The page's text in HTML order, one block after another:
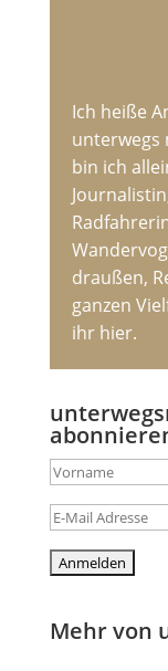
Ich heiße
unterwegs
bin ich
draußen,
ganzen
ihr hier.
Mehr von